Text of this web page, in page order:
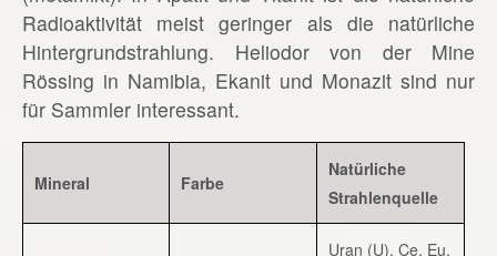
Radioaktivität meist geringer als die natürliche
Hintergrundstrahlung. Heliodor von der Mine
Rössing in Namibia, Ekanit und Monazit sind nur
für Sammler interessant.
Mineral Farbe
Natürliche
Strahlenquelle
Uran (U), Ce, Eu,